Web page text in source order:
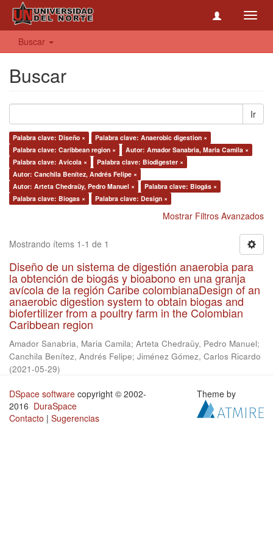
Buscar
Buscar
Ir
Palabra clave: Diseño ×
Palabra clave: Anaerobic digestion ×
Palabra clave: Caribbean region ×
Autor: Amador Sanabria, Maria Camila ×
Palabra clave: Avícola ×
Palabra clave: Biodigester ×
Autor: Canchila Benítez, Andrés Felipe ×
Autor: Arteta Chedraüy, Pedro Manuel ×
Palabra clave: Biogás ×
Palabra clave: Biogas ×
Palabra clave: Design ×
Mostrar Filtros Avanzados
Mostrando ítems 1-1 de 1
Diseño de un sistema de digestión anaerobia para
la obtención de biogás y bioabono en una granja
avícola de la región Caribe colombianaDesign of an
anaerobic digestion system to obtain biogas and
biofertilizer from a poultry farm in the Colombian
Caribbean region
Amador Sanabria, Maria Camila; Arteta Chedraüy, Pedro Manuel;
Canchila Benítez, Andrés Felipe; Jiménez Gómez, Carlos Ricardo
(2021-05-29)
DSpace software copyright © 2002-
2016 DuraSpace
Contacto | Sugerencias
Theme by